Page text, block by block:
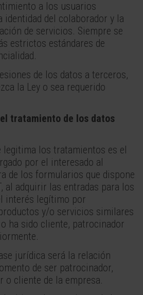
a los usuarios
identidad del colaborador y la
de servicios. Siempre se
estrictos estándares de
de los datos a terceros,
la Ley o sea requerido
tratamiento de los datos
legitima los tratamientos es el
por el interesado al
de los formularios que dispone
al adquirir las entradas para los
interés legítimo por
y/o servicios similares
ha sido cliente, patrocinador
jurídica será la relación
de ser patrocinador,
o cliente de la empresa.